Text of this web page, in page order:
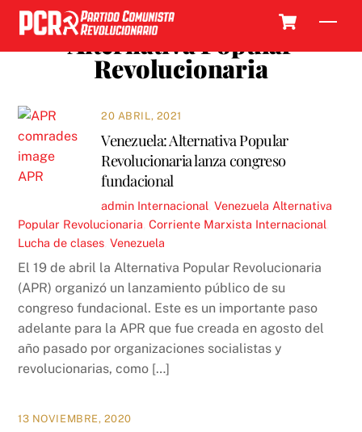
Skip
content
Alternativa Popular
Revolucionaria
20 ABRIL, 2021
Venezuela: Alternativa Popular
Revolucionaria lanza congreso
fundacional
admin Internacional ,Venezuela Alternativa
Popular Revolucionaria ,Corriente Marxista Internacional
Lucha de clases ,Venezuela
El 19 de abril la Alternativa Popular Revolucionaria
(APR) organizó un lanzamiento público de su
congreso fundacional. Este es un importante paso
adelante para la APR que fue creada en agosto del
año pasado por organizaciones socialistas y
revolucionarias, como […]
13 NOVIEMBRE, 2020